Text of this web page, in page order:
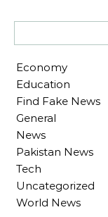
Economy
Education
Find Fake News
General
News
Pakistan News
Tech
Uncategorized
World News